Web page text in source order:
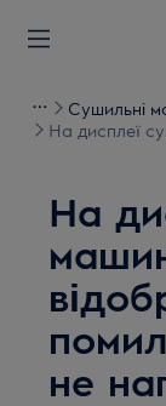
Сушильні
На дисплеї
На
не